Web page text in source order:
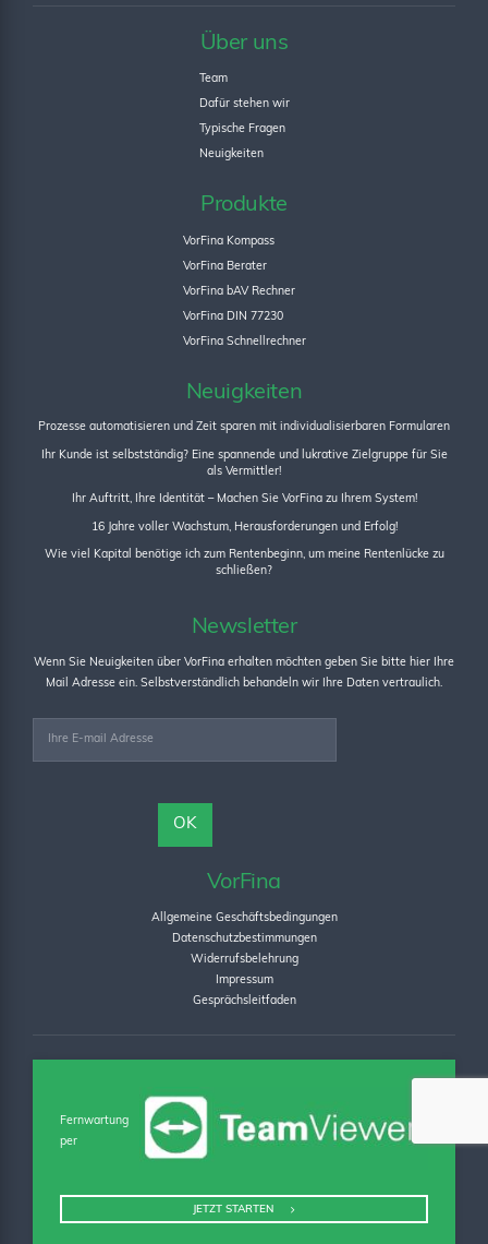
Über uns
Team
Dafür stehen wir
Typische Fragen
Neuigkeiten
Produkte
VorFina Kompass
VorFina Berater
VorFina bAV Rechner
VorFina DIN 77230
VorFina Schnellrechner
Neuigkeiten
Prozesse automatisieren und Zeit sparen mit individualisierbaren Formularen
Ihr Kunde ist selbstständig? Eine spannende und lukrative Zielgruppe für Sie
als Vermittler!
Ihr Auftritt, Ihre Identität – Machen Sie VorFina zu Ihrem System!
16 Jahre voller Wachstum, Herausforderungen und Erfolg!
Wie viel Kapital benötige ich zum Rentenbeginn, um meine Rentenlücke zu
schließen?
Newsletter
Wenn Sie Neuigkeiten über VorFina erhalten möchten geben Sie bitte hier Ihre
Mail Adresse ein. Selbstverständlich behandeln wir Ihre Daten vertraulich.
VorFina
Allgemeine Geschäftsbedingungen
Datenschutzbestimmungen
Widerrufsbelehrung
Impressum
Gesprächsleitfaden
Fernwartung
per
JETZT STARTEN